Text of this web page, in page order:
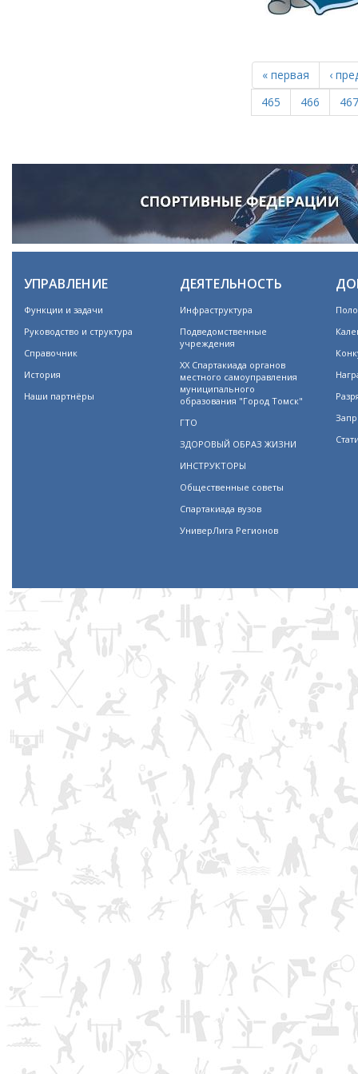
« первая
‹
465
466 467
УПРАВЛЕНИЕ
Функции и задачи
Руководство и структура
Справочник
История
Наши партнёры
ДЕЯТЕЛЬНОСТЬ
Инфраструктура
Подведомственные
учреждения
XX Спартакиада органов
местного самоуправления
муниципального
образования "Город Томск"
ГТО
ЗДОРОВЫЙ ОБРАЗ ЖИЗНИ
ИНСТРУКТОРЫ
Общественные советы
Спартакиада вузов
УниверЛига Регионов